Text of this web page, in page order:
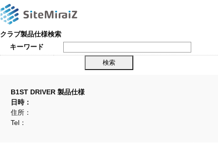
クラブ製品仕様検索
キーワード
B1ST DRIVER 製品仕様
日時：
住所：
Tel：